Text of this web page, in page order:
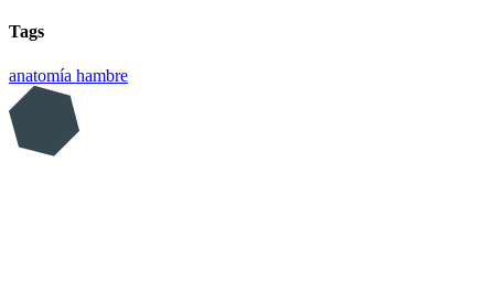
Tags
anatomía hambre